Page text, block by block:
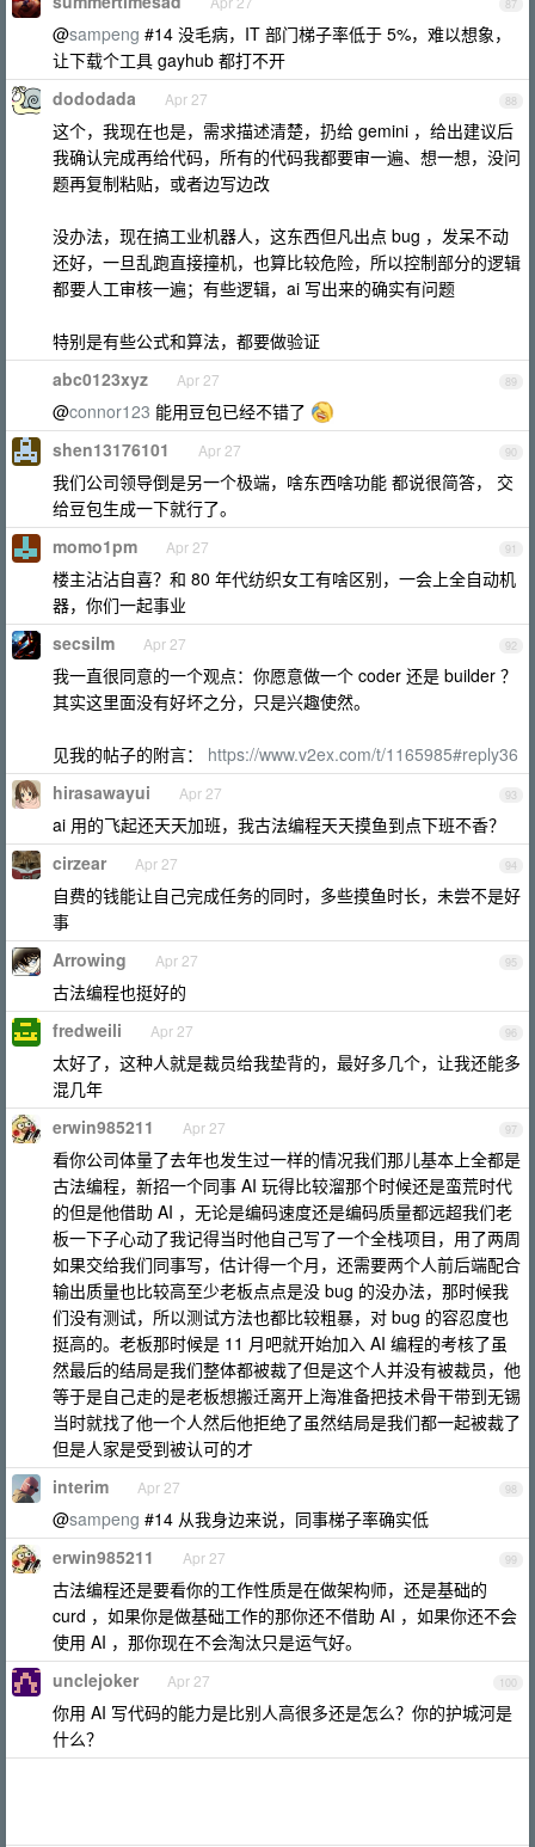
87
@sampeng #14 没毛病，IT 部门梯子率低于 5%，难以想象，
让下载个工具 gayhub 都打不开
88
dododada Apr 27
这个，我现在也是，需求描述清楚，扔给 gemini ，给出建议后
我确认完成再给代码，所有的代码我都要审一遍、想一想，没问
题再复制粘贴，或者边写边改
没办法，现在搞工业机器人，这东西但凡出点 bug ，发呆不动
还好，一旦乱跑直接撞机，也算比较危险，所以控制部分的逻辑
都要人工审核一遍；有些逻辑，ai 写出来的确实有问题
特别是有些公式和算法，都要做验证
89
abc0123xyz Apr 27
@connor123 能用豆包已经不错了
90
shen13176101 Apr 27
我们公司领导倒是另一个极端，啥东西啥功能 都说很简答， 交
给豆包生成一下就行了。
91
momo1pm Apr 27
楼主沾沾自喜？和 80 年代纺织女工有啥区别，一会上全自动机
器，你们一起事业
92
secsilm Apr 27
我一直很同意的一个观点：你愿意做一个 coder 还是 builder ？
其实这里面没有好坏之分，只是兴趣使然。
见我的帖子的附言： https://www.v2ex.com/t/1165985#reply36
93
hirasawayui Apr 27
ai 用的飞起还天天加班，我古法编程天天摸鱼到点下班不香？
94
cirzear Apr 27
自费的钱能让自己完成任务的同时，多些摸鱼时长，未尝不是好
事
95
Arrowing Apr 27
古法编程也挺好的
96
fredweili Apr 27
太好了，这种人就是裁员给我垫背的，最好多几个，让我还能多
混几年
97
erwin985211 Apr 27
看你公司体量了去年也发生过一样的情况我们那儿基本上全都是
古法编程，新招一个同事 AI 玩得比较溜那个时候还是蛮荒时代
的但是他借助 AI ，无论是编码速度还是编码质量都远超我们老
板一下子心动了我记得当时他自己写了一个全栈项目，用了两周
如果交给我们同事写，估计得一个月，还需要两个人前后端配合
输出质量也比较高至少老板点点是没 bug 的没办法，那时候我
们没有测试，所以测试方法也都比较粗暴，对 bug 的容忍度也
挺高的。老板那时候是 11 月吧就开始加入 AI 编程的考核了虽
然最后的结局是我们整体都被裁了但是这个人并没有被裁员，他
等于是自己走的是老板想搬迁离开上海准备把技术骨干带到无锡
当时就找了他一个人然后他拒绝了虽然结局是我们都一起被裁了
但是人家是受到被认可的才
98
interim Apr 27
@sampeng #14 从我身边来说，同事梯子率确实低
99
erwin985211 Apr 27
古法编程还是要看你的工作性质是在做架构师，还是基础的
curd ，如果你是做基础工作的那你还不借助 AI ，如果你还不会
使用 AI ，那你现在不会淘汰只是运气好。
100
unclejoker Apr 27
你用 AI 写代码的能力是比别人高很多还是怎么？你的护城河是
什么？